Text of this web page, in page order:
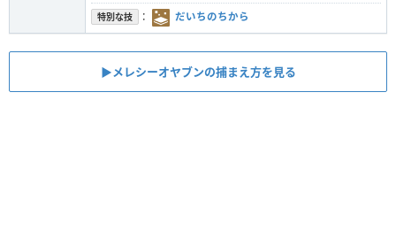
特別な技 ： だいちのちから
▶︎メレシーオヤブンの捕まえ方を見る